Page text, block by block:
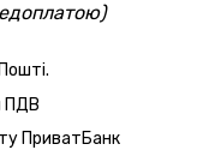
ПДВ
ПриватБанк